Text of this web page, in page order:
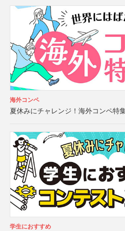
海外コンペ
夏休みにチャレンジ！海外コンペ特
学生におすすめ